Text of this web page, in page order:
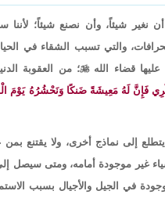
أن نغير شيئاً، وأن نصنع شيئاً؛
والتي تسبب الشقاء في
قضاء الله؛ من العقوبة
فَإِنَّ لَهُ مَعِيشَةً ضَنكًا وَنَحْشُرُهُ يَوْمَ
إلى نماذج أخرى، ولا يقتنع بمن
غير موجودة أمامه، ومتى سيصل
في الجيل والأجيال بسبب